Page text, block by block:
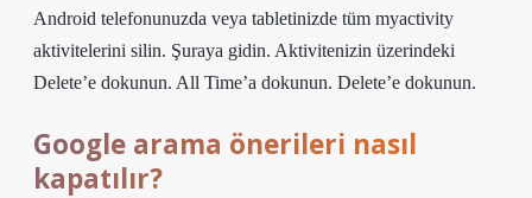
Android telefonunuzda veya tabletinizde tüm myactivity
aktivitelerini silin. Şuraya gidin. Aktivitenizin üzerindeki
Delete’e dokunun. All Time’a dokunun. Delete’e dokunun.
Google arama önerileri nasıl
kapatılır?